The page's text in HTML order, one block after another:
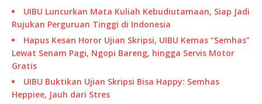
UIBU Luncurkan Mata Kuliah Kebudiutamaan, Siap Jadi
Rujukan Perguruan Tinggi di Indonesia
Hapus Kesan Horor Ujian Skripsi, UIBU Kemas “Semhas”
Lewat Senam Pagi, Ngopi Bareng, hingga Servis Motor
Gratis
UIBU Buktikan Ujian Skripsi Bisa Happy: Semhas
Heppiee, Jauh dari Stres